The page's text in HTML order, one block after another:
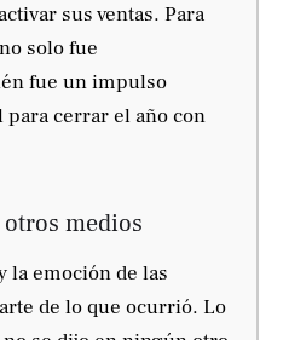
sus ventas. Para
solo fue
fue un impulso
cerrar el año con
medios
la emoción de las
de lo que ocurrió. Lo